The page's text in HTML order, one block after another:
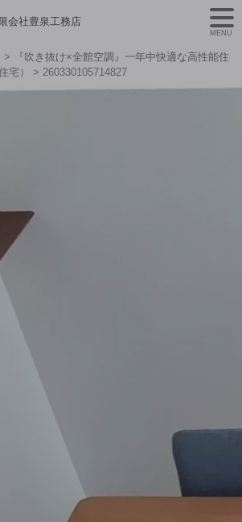
会社豊泉工務店
>
『吹き抜け×全館空調』一年中快適な高性能住
宅）
> 260330105714827
MENU